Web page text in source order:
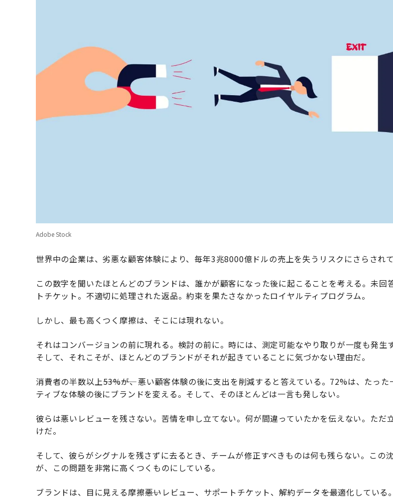
Adobe Stock
世界中の企業は、劣悪な顧客体験により、毎年3兆8000億ドルの売上を失うリスクにさらされて
この数字を聞いたほとんどのブランドは、誰かが顧客になった後に起こることを考える。未回
トチケット。不適切に処理された返品。約束を果たさなかったロイヤルティプログラム。
しかし、最も高くつく摩擦は、そこには現れない。
それはコンバージョンの前に現れる。検討の前に。時には、測定可能なやり取りが一度も発生
そして、それこそが、ほとんどのブランドがそれが起きていることに気づかない理由だ。
消費者の半数以上――53%――が、悪い顧客体験の後に支出を削減すると答えている。72%は、たっ
ティブな体験の後にブランドを変える。そして、そのほとんどは一言も発しない。
彼らは悪いレビューを残さない。苦情を申し立てない。何が間違っていたかを伝えない。ただ
けだ。
そして、彼らがシグナルを残さずに去るとき、チームが修正すべきものは何も残らない。この
が、この問題を非常に高くつくものにしている。
ブランドは、目に見える摩擦――悪いレビュー、サポートチケット、解約データ――を最適化している